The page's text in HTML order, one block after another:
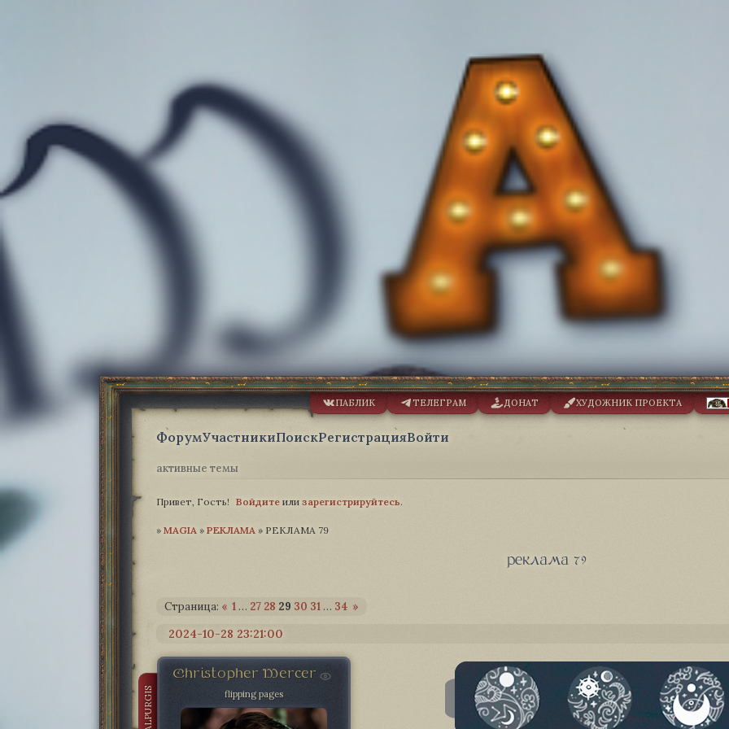
ФорумУчастникиПоискРегистрацияВойти
активные темы
ПАБЛИК ТЕЛЕГРАМ ДОНАТ ХУДОЖНИК ПРОЕКТА
Привет, Гость! Войдите или зарегистрируйтесь.
» MAGIA­ » РЕКЛАМА » РЕКЛАМА 79
реклама 79
Страница: « 1 … 27 28 29 30 31 … 34 »
2024-10-28 23:21:00
Christopher Mercer
VALPURGIS flipping pages